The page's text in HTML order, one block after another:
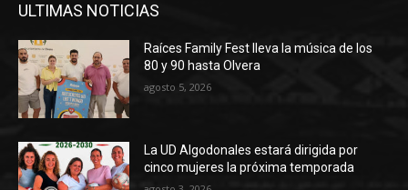
ULTIMAS NOTICIAS
Raíces Family Fest lleva la música de los
80 y 90 hasta Olvera
agosto 5, 2026
La UD Algodonales estará dirigida por
cinco mujeres la próxima temporada